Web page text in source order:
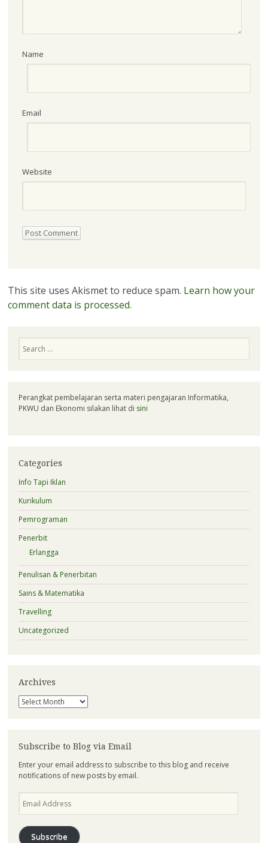
Name
Email
Website
This site uses Akismet to reduce spam. Learn how your
comment data is processed.
Perangkat pembelajaran serta materi pengajaran Informatika,
PKWU dan Ekonomi silakan lihat di sini
Categories
Info Tapi Iklan
Kurikulum
Pemrograman
Penerbit
Erlangga
Penulisan & Penerbitan
Sains & Matematika
Travelling
Uncategorized
Archives
Archives
Subscribe to Blog via Email
Enter your email address to subscribe to this blog and receive
notifications of new posts by email.
Address
Subscribe